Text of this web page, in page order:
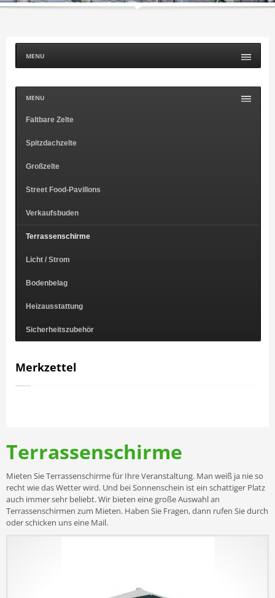
MENU
MENU
Faltbare Zelte
Spitzdachzelte
Großzelte
Street Food-Pavillons
Verkaufsbuden
Terrassenschirme
Licht / Strom
Bodenbelag
Heizausstattung
Sicherheitszubehör
Merkzettel
Terrassenschirme
Mieten Sie Terrassenschirme für Ihre Veranstaltung. Man weiß ja nie so
recht wie das Wetter wird. Und bei Sonnenschein ist ein schattiger Platz
auch immer sehr beliebt. Wir bieten eine große Auswahl an
Terrassenschirmen zum Mieten. Haben Sie Fragen, dann rufen Sie durch
oder schicken uns eine Mail.